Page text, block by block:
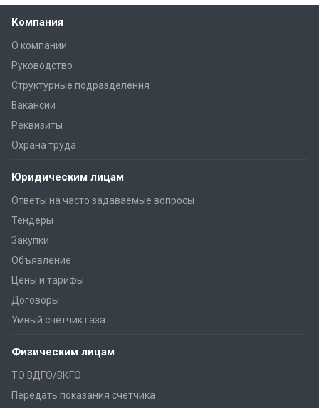
Компания
О компании
Руководство
Структурные подразделения
Вакансии
Реквизиты
Охрана труда
Юридическим лицам
Ответы на часто задаваемые вопросы
Тендеры
Закупки
Объявление
Цены и тарифы
Договоры
Умный счётчик газа
Физическим лицам
ТО ВДГО/ВКГО
Передать показания счетчика